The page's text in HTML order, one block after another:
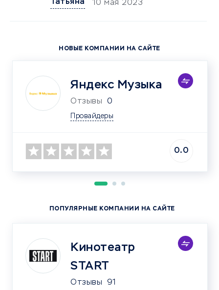
Татьяна 10 мая 2023
НОВЫЕ КОМПАНИИ НА САЙТЕ
Яндекс Музыка
Отзывы 0
Провайдеры
0.0
ПОПУЛЯРНЫЕ КОМПАНИИ НА САЙТЕ
Кинотеатр
START
Отзывы 91